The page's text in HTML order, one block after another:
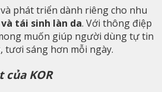
phát triển dành riêng cho nhu
tái sinh làn da. Với thông điệp
muốn giúp người dùng tự tin
tươi sáng hơn mỗi ngày.
của KOR